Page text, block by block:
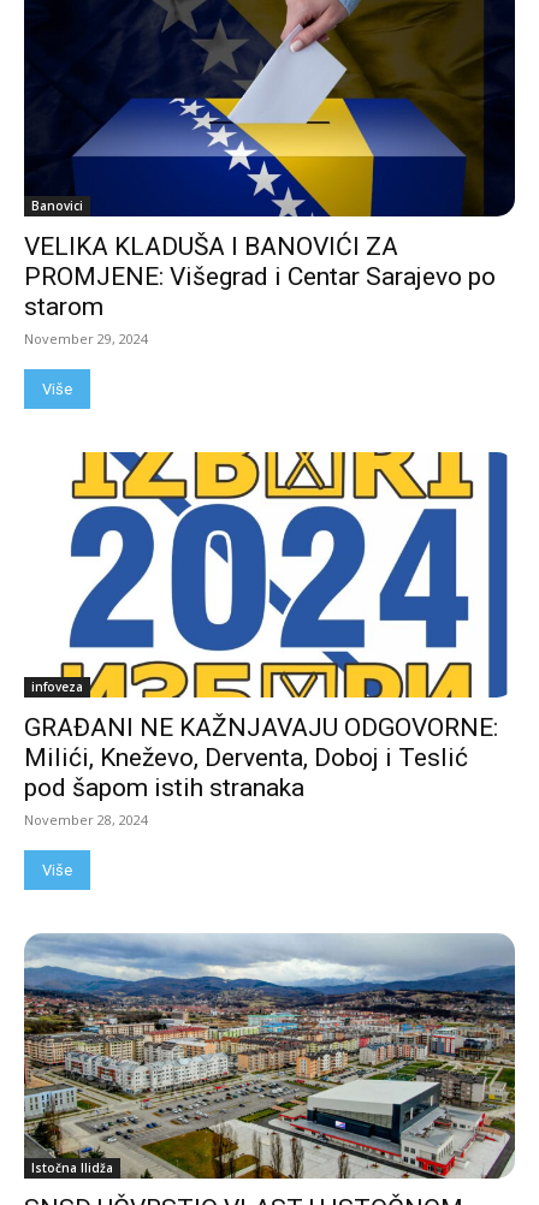
Banovici
VELIKA KLADUŠA I BANOVIĆI ZA
PROMJENE: Višegrad i Centar Sarajevo po
starom
November 29, 2024
Više
infoveza
GRAĐANI NE KAŽNJAVAJU ODGOVORNE:
Milići, Kneževo, Derventa, Doboj i Teslić
pod šapom istih stranaka
November 28, 2024
Više
Istočna Ilidža